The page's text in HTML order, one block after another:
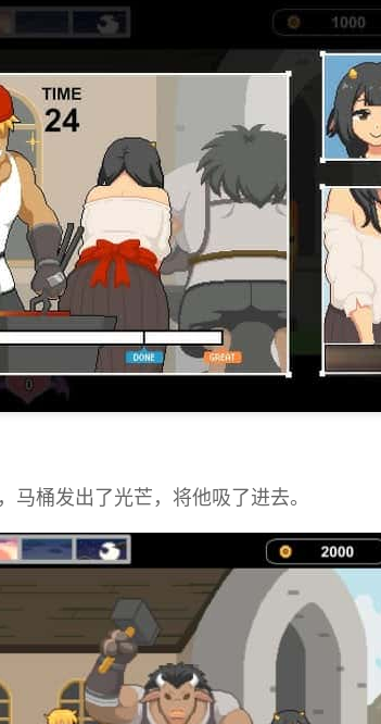
马桶发出了光芒，将他吸了进去。